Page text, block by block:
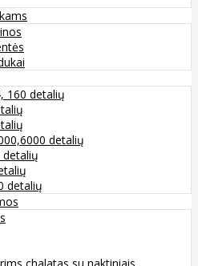
160 detalių
detalių
detalių
detalių
chalatas su naktiniais